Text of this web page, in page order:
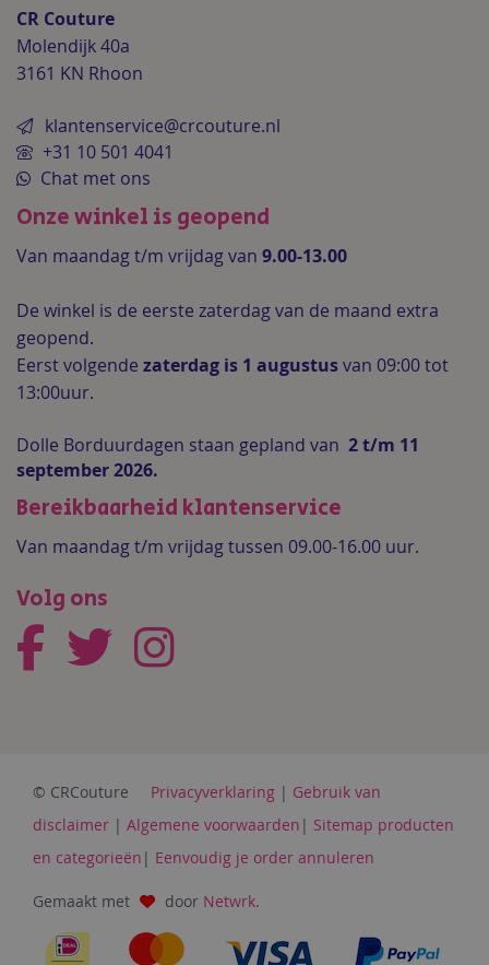
CR Couture
Molendijk 40a
3161 KN Rhoon
klantenservice@crcouture.nl
+31 10 501 4041
Chat met ons
Onze winkel is geopend
Van maandag t/m vrijdag van 9.00-13.00
De winkel is de eerste zaterdag van de maand extra
geopend.
Eerst volgende zaterdag is 1 augustusvan 09:00 tot
13:00uur.
Dolle Borduurdagen staan gepland van 2 t/m 11
september 2026.
Bereikbaarheid klantenservice
Van maandag t/m vrijdag tussen 09.00-16.00 uur.
Volg ons
© CRCouture Privacyverklaring | Gebruik van
disclaimer | Algemene voorwaarden | Sitemap producten
en categorieën | Eenvoudig je order annuleren
Gemaakt met door Netwrk.